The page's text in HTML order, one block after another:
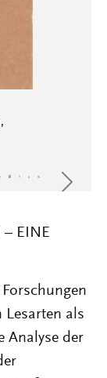
Next
– EINE
als
Analyse der